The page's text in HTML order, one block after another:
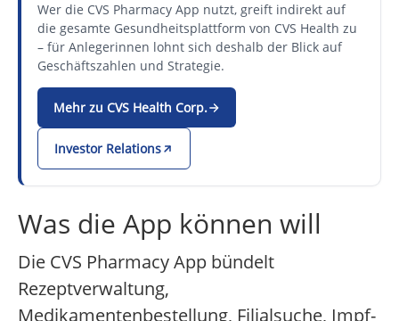
Wer die CVS Pharmacy App nutzt, greift indirekt auf
die gesamte Gesundheitsplattform von CVS Health zu
– für Anlegerinnen lohnt sich deshalb der Blick auf
Geschäftszahlen und Strategie.
Mehr zu CVS Health Corp.
Investor Relations
Was die App können will
Die CVS Pharmacy App bündelt
Rezeptverwaltung,
Medikamentenbestellung, Filialsuche, Impf-